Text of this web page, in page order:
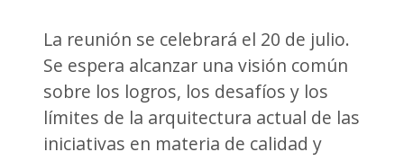
La reunión se celebrará el 20 de julio.
Se espera alcanzar una visión común
sobre los logros, los desafíos y los
límites de la arquitectura actual de las
iniciativas en materia de calidad y